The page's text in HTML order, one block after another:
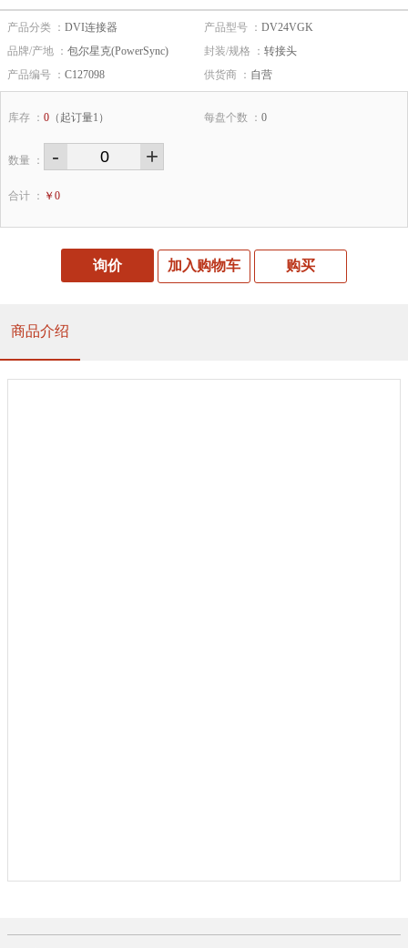
产品分类 ： DVI连接器 产品型号 ： DV24VGK
品牌/产地 ： 包尔星克(PowerSync) 封装/规格 ： 转接头
产品编号 ： C127098 供货商 ： 自营
库存 ： 0 （起订量1） 每盘个数 ： 0
数量 ： - +
合计 ： ￥ 0
询价 加入购物车 购买
商品介绍